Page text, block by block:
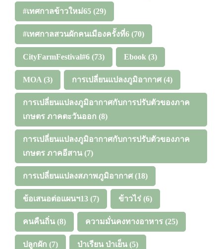
#เทศกาลข้าวใหม่65 (29)
#เทศกาลสวนผักคนเมืองครั้งที่6 (70)
CityFarmFestival#6 (73) Ebook (3)
MOA (3) การเปลี่ยนแปลงภูมิอากาศ(4)
การเปลี่ยนแปลงภูมิอากาศกับการปรับตัวของภาค
เกษตร ภาคตะวันออก (8)
การเปลี่ยนแปลงภูมิอากาศกับการปรับตัวของภาค
เกษตร ภาคอีสาน (7)
การเปลี่ยนแปลงสภาพภูมิอากาศ(18)
ข้อเสนอต่อแผนฯ13 (7) ข้าวไร่ (6)
คนคืนถิ่น (8) ความมั่นคงทางอาหาร (25)
ปลูกผัก (7) ป่าเรียน ป่าเย็น (5)